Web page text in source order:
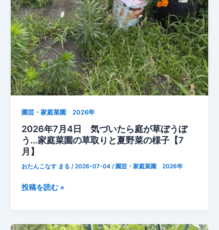
フ
レ
ッ
シ
ュ！
家
庭
菜
を
一
日
し
か
り
園芸・家庭菜園 2026年
2026年7月4日 気づいたら庭が草ぼうぼ
う…家庭菜園の草取りと夏野菜の様子【7
月】
おたんこなす まる/2026-07-04/ 園芸・家庭菜園 2026年
2026
月
投稿を読む »